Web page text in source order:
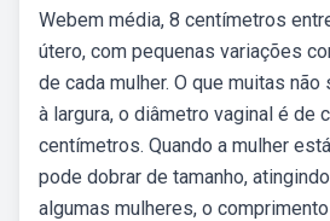
Webem média, 8 centímetros
útero, com pequenas variações
de cada mulher. O que muitas não
à largura, o diâmetro vaginal é de
centímetros. Quando a mulher
pode dobrar de tamanho,
algumas mulheres, o